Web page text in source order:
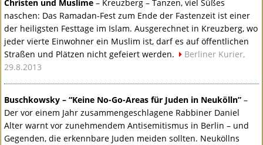
Christen und Muslime – Kreuzberg – Tanzen, viel Süßes
naschen: Das Ramadan-Fest zum Ende der Fastenzeit ist einer
der heiligsten Festtage im Islam. Ausgerechnet in Kreuzberg, wo
jeder vierte Einwohner ein Muslim ist, darf es auf öffentlichen
Straßen und Plätzen nicht gefeiert werden.
Berliner Kurier,
29.8.2013
Buschkowsky – “Keine No-Go-Areas für Juden in Neukölln” –
Der vor einem Jahr zusammengeschlagene Rabbiner Daniel
Alter warnt vor zunehmendem Antisemitismus in Berlin – und
Gegenden, die erkennbare Juden meiden sollten. Neuköllns